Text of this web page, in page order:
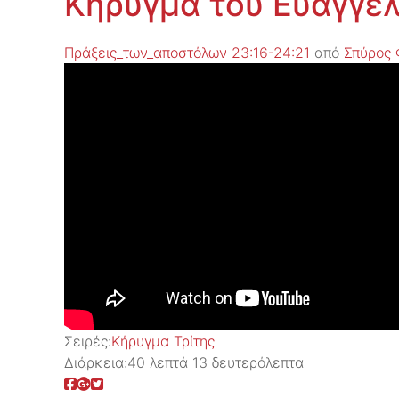
Πράξεις_των_αποστόλων 23:16-24:21 από Σπύρος
Σειρές:Kήρυγμα Τρίτης
Διάρκεια:40 λεπτά 13 δευτερόλεπτα